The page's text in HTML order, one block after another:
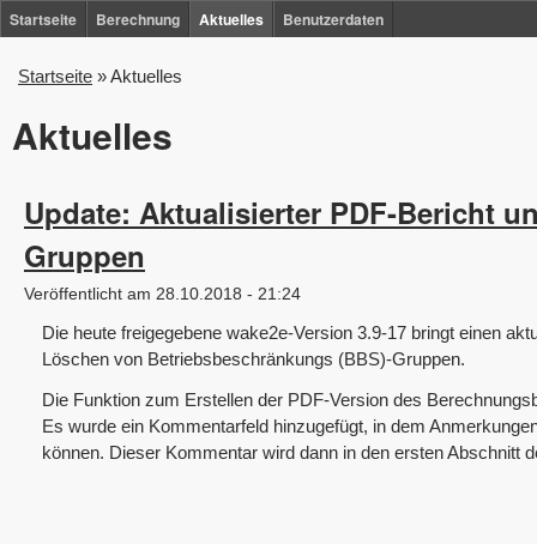
Startseite Berechnung Aktuelles Benutzerdaten
Sie
hier
Startseite »Aktuelles
Aktuelles
Update: Aktualisierter PDF-Bericht
Gruppen
Veröffentlicht am 28.10.2018 - 21:24
Die heute freigegebene wake2e-Version 3.9-17 bringt einen
Löschen von Betriebsbeschränkungs (BBS)-Gruppen.
Die Funktion zum Erstellen der PDF-Version des
Es wurde ein Kommentarfeld hinzugefügt, in dem
können. Dieser Kommentar wird dann in den ersten Abschnitt